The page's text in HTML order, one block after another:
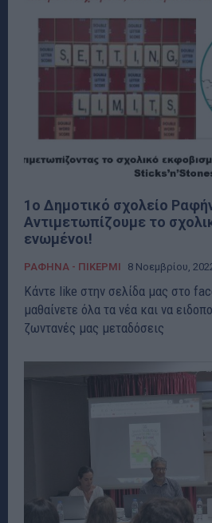
1ο Δημοτικό σχολείο
Αντιμετωπίζουμε το
ενωμένοι!
ΡΑΦΗΝΑ - ΠΙΚΕΡΜΙ 8 Νοεμβρίου,
Κάντε like στην σελίδα μας στο
μαθαίνετε όλα τα νέα και να
ζωντανές μας μεταδόσεις